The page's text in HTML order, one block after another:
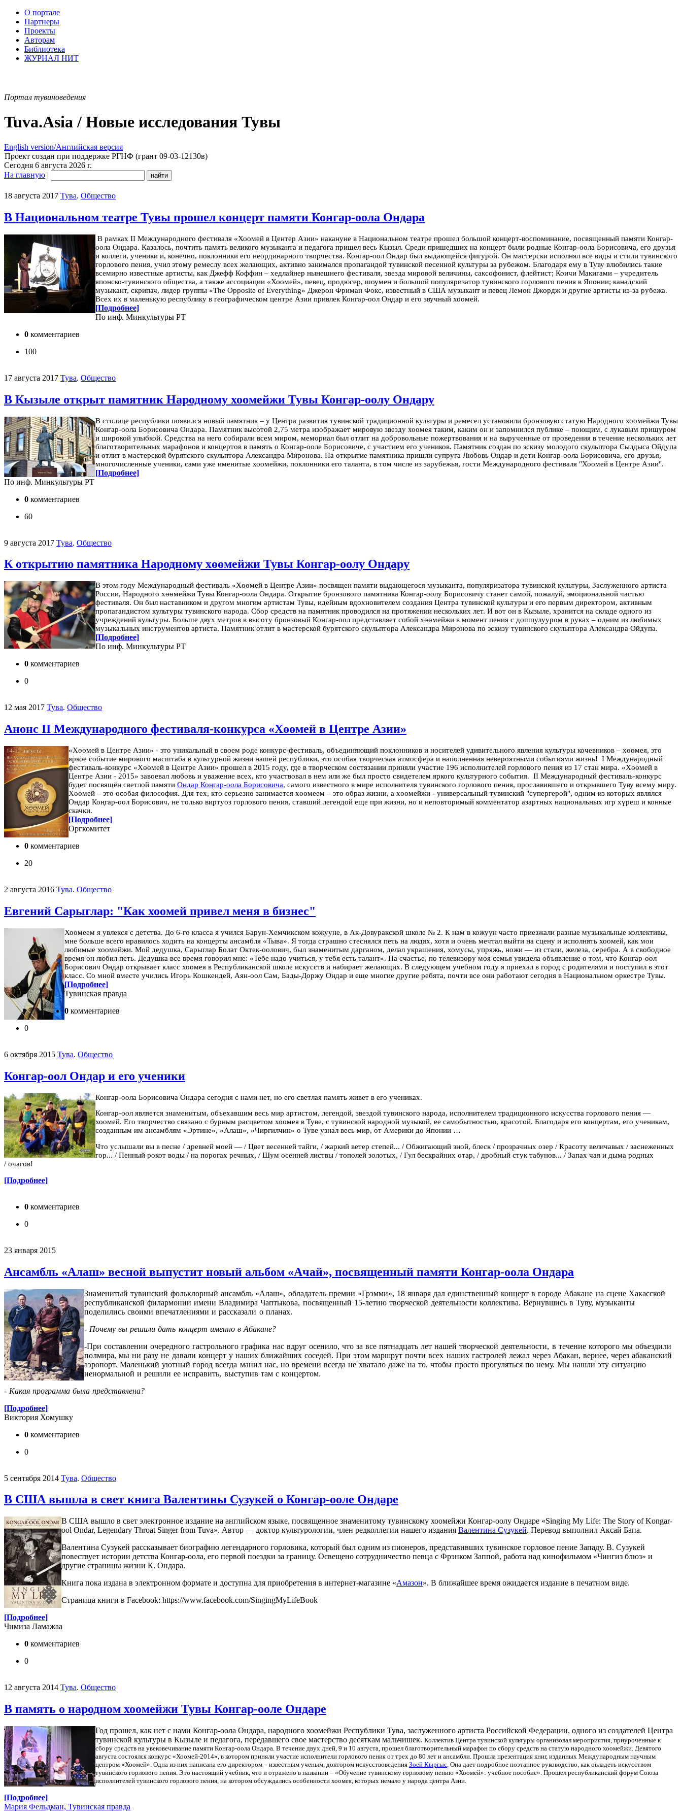
О портале
Партнеры
Проекты
Авторам
Библиотека
ЖУРНАЛ НИТ
Портал тувиноведения
Tuva.Asia / Новые исследования Тувы
English version/Английская версия
Проект создан при поддержке РГНФ (грант 09-03-12130в)
Сегодня 6 августа 2026 г.
На главную |
18 августа 2017 Тува. Общество
В Национальном театре Тувы прошел концерт памяти Конгар-оола Ондара
В рамках II Международного фестиваля «Хоомей в Центер Азии» накануне в Национальном театре прошел большой концерт-воспоминание, посвященный памяти Конгар-
оола Ондара. Казалось, почтить память великого музыканта и педагога пришел весь Кызыл. Среди пришедших на концерт были родные Конгар-оола Борисовича, его друзья
и коллеги, ученики и, конечно, поклонники его неординарного творчества. Конгар-оол Ондар был выдающейся фигурой. Он мастерски исполнял все виды и стили тувинского
горлового пения, учил этому ремеслу всех желающих, активно занимался пропагандой тувинской песенной культуры за рубежом. Благодаря ему в Туву влюбились такие
всемирно известные артисты, как Джефф Коффин – хедлайнер нынешнего фестиваля, звезда мировой величины, саксофонист, флейтист; Коичи Макигами – учредитель
японско-тувинского общества, а также ассоциации «Хоомей», певец, продюсер, шоумен и большой популяризатор тувинского горлового пения в Японии; канадский
музыкант, скрипач, лидер группы «The Opposite of Everything» Джерон Фриман Фокс, известный в США музыкант и певец Лемон Джордж и другие артисты из-за рубежа.
Всех их в маленькую республику в географическом центре Азии привлек Конгар-оол Ондар и его звучный хоомей.
[Подробнее]
По инф. Минкультуры РТ
0 комментариев
100
17 августа 2017 Тува. Общество
В Кызыле открыт памятник Народному хоомейжи Тувы Конгар-оолу Ондару
В столице республики появился новый памятник – у Центра развития тувинской традиционной культуры и ремесел установили бронзовую статую Народного хоомейжи Тувы
Конгар-оола Борисовича Ондара. Памятник высотой 2,75 метра изображает мировую звезду хоомея таким, каким он и запомнился публике – поющим, с лукавым прищуром
и широкой улыбкой. Средства на него собирали всем миром, мемориал был отлит на добровольные пожертвования и на вырученные от проведения в течение нескольких лет
благотворительных марафонов и концертов в память о Конгар-ооле Борисовиче, с участием его учеников. Памятник создан по эскизу молодого скульптора Сылдыса Ойдупа
и отлит в мастерской бурятского скульптора Александра Миронова. На открытие памятника пришли супруга Любовь Ондар и дети Конгар-оола Борисовича, его друзья,
многочисленные ученики, сами уже именитые хоомейжи, поклонники его таланта, в том числе из зарубежья, гости Международного фестиваля "Хоомей в Центре Азии".
[Подробнее]
По инф. Минкультуры РТ
0 комментариев
60
9 августа 2017 Тува. Общество
К открытию памятника Народному хөөмейжи Тувы Конгар-оолу Ондару
В этом году Международный фестиваль «Хөөмей в Центре Азии» посвящен памяти выдающегося музыканта, популяризатора тувинской культуры, Заслуженного артиста
России, Народного хөөмейжи Тувы Конгар-оола Ондара. Открытие бронзового памятника Конгар-оолу Борисовичу станет самой, пожалуй, эмоциональной частью
фестиваля. Он был наставником и другом многим артистам Тувы, идейным вдохновителем создания Центра тувинской культуры и его первым директором, активным
пропагандистом культуры тувинского народа. Сбор средств на памятник проводился на протяжении нескольких лет. И вот он в Кызыле, хранится на складе одного из
учреждений культуры. Больше двух метров в высоту бронзовый Конгар-оол представляет собой хөөмейжи в момент пения с дошпулууром в руках – одним из любимых
музыкальных инструментов артиста. Памятник отлит в мастерской бурятского скульптора Александра Миронова по эскизу тувинского скульптора Александра Ойдупа.
[Подробнее]
По инф. Минкультуры РТ
0 комментариев
0
12 мая 2017 Тува. Общество
Анонс II Международного фестиваля-конкурса «Хөөмей в Центре Азии»
«Хөөмей в Центре Азии» - это уникальный в своем роде конкурс-фестиваль, объединяющий поклонников и носителей удивительного явления культуры кочевников – хөөмея, это
яркое событие мирового масштаба в культурной жизни нашей республики, это особая творческая атмосфера и наполненная невероятными событиями жизнь! I Международный
фестиваль-конкурс «Хөөмей в Центре Азии» прошел в 2015 году, где в творческом состязании приняли участие 196 исполнителей горлового пения из 17 стан мира. «Хөөмей в
Центре Азии - 2015» завоевал любовь и уважение всех, кто участвовал в нем или же был просто свидетелем яркого культурного события. II Международный фестиваль-конкурс
будет посвящён светлой памяти Ондар Коңгар-оола Борисовича, самого известного в мире исполнителя тувинского горлового пения, прославившего и открывшего Туву всему миру.
Хөөмей – это особая философия. Для тех, кто серьезно занимается хөөмеем – это образ жизни, а хөөмейжи - универсальный тувинский "супергерой", одним из которых являлся
Ондар Коңгар-оол Борисович, не только виртуоз горлового пения, ставший легендой еще при жизни, но и неповторимый комментатор азартных национальных игр хүреш и конные
скачки.
[Подробнее]
Оргкомитет
0 комментариев
20
2 августа 2016 Тува. Общество
Евгений Сарыглар: "Как хоомей привел меня в бизнес"
Хоомеем я увлекся с детства. До 6-го класса я учился Барун-Хемчикском кожууне, в Ак-Довуракской школе № 2. К нам в кожуун часто приезжали разные музыкальные коллективы,
мне больше всего нравилось ходить на концерты ансамбля «Тыва». Я тогда страшно стеснялся петь на людях, хотя и очень мечтал выйти на сцену и исполнять хоомей, как мои
любимые хоомейжи. Мой дедушка, Сарыглар Болат Октек-оолович, был знаменитым дарганом, делал украшения, хомусы, упряжь, ножи — из стали, железа, серебра. А в свободное
время он любил петь. Дедушка все время говорил мне: «Тебе надо учиться, у тебя есть талант». На счастье, по телевизору моя семья увидела объявление о том, что Конгар-оол
Борисович Ондар открывает класс хоомея в Республиканской школе искусств и набирает желающих. В следующем учебном году я приехал в город с родителями и поступил в этот
класс. Со мной вместе учились Игорь Кошкендей, Аян-оол Сам, Бады-Доржу Ондар и еще многие другие ребята, почти все они работают сегодня в Национальном оркестре Тувы.
[Подробнее]
Тувинская правда
0 комментариев
0
6 октября 2015 Тува. Общество
Конгар-оол Ондар и его ученики
Конгар-оола Борисовича Ондара сегодня с нами нет, но его светлая память живет в его учениках.
Конгар-оол является знаменитым, объехавшим весь мир артистом, легендой, звездой тувинского народа, исполнителем традиционного искусства горлового пения —
хоомей. Его творчество связано с бурным расцветом хоомея в Туве, с тувинской народной музыкой, ее самобытностью, красотой. Благодаря его концертам, его ученикам,
созданным им ансамблям «Эртине», «Алаш», «Чиргилчин» о Туве узнал весь мир, от Америки до Японии …
Что услышали вы в песне / древней моей — / Цвет весенней тайги, / жаркий ветер степей... / Обжигающий зной, блеск / прозрачных озер / Красоту величавых / заснеженных
гор... / Пенный рокот воды / на порогах речных, / Шум осенней листвы / тополей золотых, / Гул бескрайних отар, / дробный стук табунов... / Запах чая и дыма родных
/ очагов!
[Подробнее]
0 комментариев
0
23 января 2015
Ансамбль «Алаш» весной выпустит новый альбом «Ачай», посвященный памяти Конгар-оола Ондара
Знаменитый тувинский фольклорный ансамбль «Алаш», обладатель премии «Грэмми», 18 января дал единственный концерт в городе Абакане на сцене Хакасской
республиканской филармонии имени Владимира Чаптыкова, посвященный 15-летию творческой деятельности коллектива. Вернувшись в Туву, музыканты
поделились своими впечатлениями и рассказали о планах.
- Почему вы решили дать концерт именно в Абакане?
-При составлении очередного гастрольного графика нас вдруг осенило, что за все пятнадцать лет нашей творческой деятельности, в течение которого мы объездили
полмира, мы ни разу не давали концерт у наших ближайших соседей. При этом маршрут почти всех наших гастролей лежал через Абакан, вернее, через абаканский
аэропорт. Маленький уютный город всегда манил нас, но времени всегда не хватало даже на то, чтобы просто прогуляться по нему. Мы нашли эту ситуацию
ненормальной и решили ее исправить, выступив там с концертом.
- Какая программа была представлена?
[Подробнее]
Виктория Хомушку
0 комментариев
0
5 сентября 2014 Тува. Общество
В США вышла в свет книга Валентины Сузукей о Конгар-ооле Ондаре
В США вышло в свет электронное издание на английском языке, посвященное знаменитому тувинскому хоомейжи Конгар-оолу Ондаре «Singing My Life: The Story of Kongar-
ool Ondar, Legendary Throat Singer from Tuva». Автор — доктор культурологии, член редколлегии нашего издания Валентина Сузукей. Перевод выполнил Аксай Бапа.
Валентина Сузукей рассказывает биографию легендарного горловика, который был одним из пионеров, представивших тувинское горловое пение Западу. В. Сузукей
повествует истории детства Конгар-оола, его первой поездки за границу. Освещено сотрудничество певца с Фрэнком Заппой, работа над кинофильмом «Чингиз блюз» и
другие страницы жизни К. Ондара.
Книга пока издана в электронном формате и доступна для приобретения в интернет-магазине «Амазон». В ближайшее время ожидается издание в печатном виде.
Страница книги в Facebook: https://www.facebook.com/SingingMyLifeBook
[Подробнее]
Чимиза Ламажаа
0 комментариев
0
12 августа 2014 Тува. Общество
В память о народном хоомейжи Тувы Конгар-ооле Ондаре
Год прошел, как нет с нами Конгар-оола Ондара, народного хоомейжи Республики Тува, заслуженного артиста Российской Федерации, одного из создателей Центра
тувинской культуры в Кызыле и педагога, передавшего свое мастерство десяткам мальчишек. Коллектив Центра тувинской культуры организовал мероприятия, приуроченные к
сбору средств на увековечивание памяти Конгар-оола Ондара. В течение двух дней, 9 и 10 августа, прошел благотворительный марафон по сбору средств на статую народного хоомейжи. Девятого
августа состоялся конкурс «Хоомей-2014», в котором приняли участие исполнители горлового пения от трех до 80 лет и ансамбли. Прошла презентация книг, изданных Международным научным
центром «Хоомей». Одна из них написана его директором – известным ученым, доктором искусствоведения Зоей Кыргыс. Она дает подробное поэтапное руководство, как овладеть искусством
тувинского горлового пения. Это настоящий учебник, что и отражено в названии – «Обучение тувинскому горловому пению «Хоомей»: учебное пособие». Прошел республиканский форум Союза
исполнителей тувинского горлового пения, на котором обсуждались особенности хоомея, которых немало у народа центра Азии.
[Подробнее]
Мария Фельдман, Тувинская правда